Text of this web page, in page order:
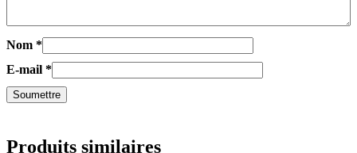
Nom *
E-mail *
Produits similaires